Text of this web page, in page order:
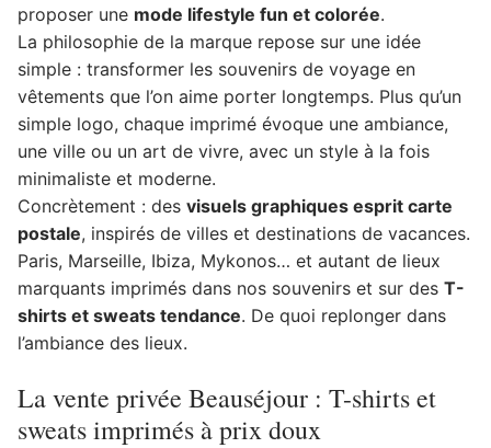
proposer une mode lifestyle fun et colorée.
La philosophie de la marque repose sur une idée
simple : transformer les souvenirs de voyage en
vêtements que l’on aime porter longtemps. Plus qu’un
simple logo, chaque imprimé évoque une ambiance,
une ville ou un art de vivre, avec un style à la fois
minimaliste et moderne.
Concrètement : des visuels graphiques esprit carte
postale, inspirés de villes et destinations de vacances.
Paris, Marseille, Ibiza, Mykonos… et autant de lieux
marquants imprimés dans nos souvenirs et sur des T-
shirts et sweats tendance. De quoi replonger dans
l’ambiance des lieux.
La vente privée Beauséjour : T-shirts et
sweats imprimés à prix doux